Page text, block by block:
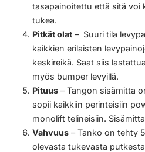
tasapainoitettu että sitä voi
tukea.
Pitkät olat – Suuri tila
kaikkien erilaisten
keskireikä. Saat siis
myös bumper levyillä.
Pituus – Tangon sisämitta
sopii kaikkiin perinteisiin
monolift telineisiin.
Vahvuus – Tanko on tehty
olevasta tukevasta